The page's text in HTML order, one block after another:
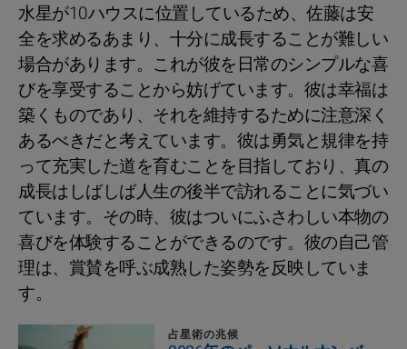
水星が10ハウスに位置しているため、佐藤は安
全を求めるあまり、十分に成長することが難しい
場合があります。これが彼を日常のシンプルな喜
びを享受することから妨げています。彼は幸福は
築くものであり、それを維持するために注意深く
あるべきだと考えています。彼は勇気と規律を持
って充実した道を育むことを目指しており、真の
成長はしばしば人生の後半で訪れることに気づい
ています。その時、彼はついにふさわしい本物の
喜びを体験することができるのです。彼の自己管
理は、賞賛を呼ぶ成熟した姿勢を反映していま
す。
占星術の兆候